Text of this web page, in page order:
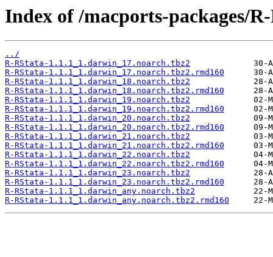
Index of /macports-packages/
../
R-RStata-1.1.1_1.darwin_17.noarch.tbz2
R-RStata-1.1.1_1.darwin_17.noarch.tbz2.rmd160
R-RStata-1.1.1_1.darwin_18.noarch.tbz2
R-RStata-1.1.1_1.darwin_18.noarch.tbz2.rmd160
R-RStata-1.1.1_1.darwin_19.noarch.tbz2
R-RStata-1.1.1_1.darwin_19.noarch.tbz2.rmd160
R-RStata-1.1.1_1.darwin_20.noarch.tbz2
R-RStata-1.1.1_1.darwin_20.noarch.tbz2.rmd160
R-RStata-1.1.1_1.darwin_21.noarch.tbz2
R-RStata-1.1.1_1.darwin_21.noarch.tbz2.rmd160
R-RStata-1.1.1_1.darwin_22.noarch.tbz2
R-RStata-1.1.1_1.darwin_22.noarch.tbz2.rmd160
R-RStata-1.1.1_1.darwin_23.noarch.tbz2
R-RStata-1.1.1_1.darwin_23.noarch.tbz2.rmd160
R-RStata-1.1.1_1.darwin_any.noarch.tbz2
R-RStata-1.1.1_1.darwin_any.noarch.tbz2.rmd160